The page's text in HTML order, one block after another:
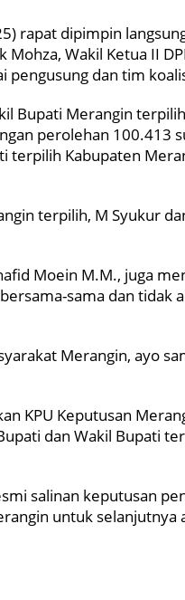
rapat dipimpin
Wakil Ketua II
pengusung dan tim
Bupati Merangin
perolehan 100.413
terpilih Kabupaten
terpilih, M Syukur
Moein M.M., juga
sama dan tidak
Merangin, ayo
KPU Keputusan
dan Wakil Bupati
salinan keputusan
untuk selanjutnya